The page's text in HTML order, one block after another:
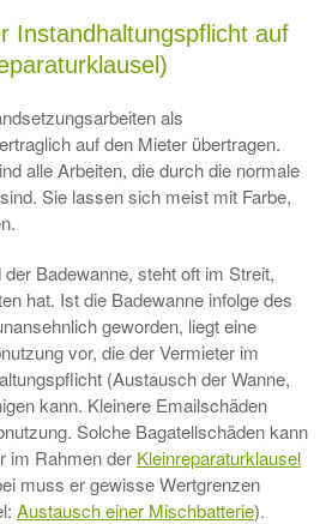
Instandhaltungspflicht auf
als
auf den Mieter übertragen.
alle Arbeiten, die durch die normale
Sie lassen sich meist mit Farbe,
Badewanne, steht oft im Streit,
hat. Ist die Badewanne infolge des
geworden, liegt eine
vor, die der Vermieter im
(Austausch der Wanne,
kann. Kleinere Emailschäden
Solche Bagatellschäden kann
im Rahmen der Kleinreparaturklausel
muss er gewisse Wertgrenzen
Austausch einer Mischbatterie).